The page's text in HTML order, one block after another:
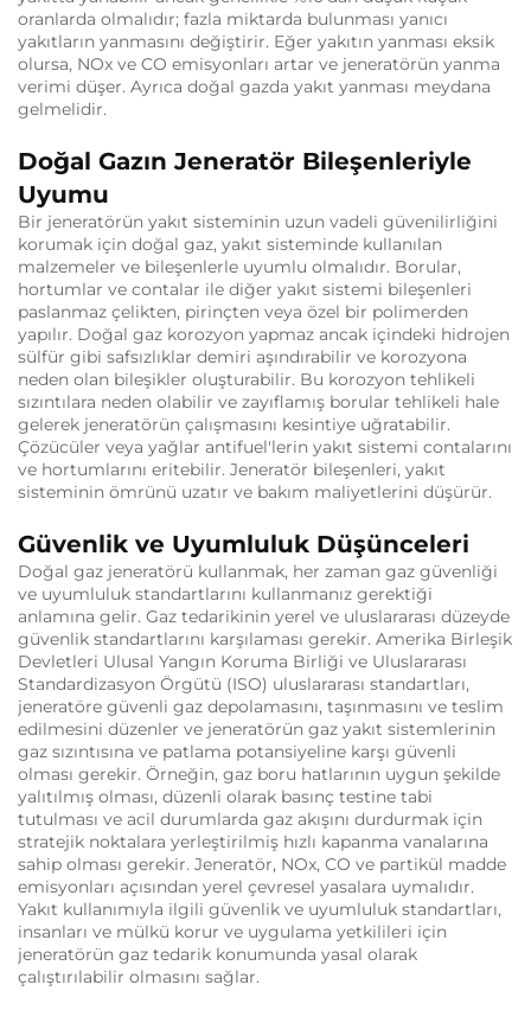
oranlarda olmalıdır; fazla miktarda bulunması yanıcı
yakıtların yanmasını değiştirir. Eğer yakıtın yanması eksik
olursa, NOx ve CO emisyonları artar ve jeneratörün yanma
verimi düşer. Ayrıca doğal gazda yakıt yanması meydana
gelmelidir.
Doğal Gazın Jeneratör Bileşenleriyle
Uyumu
Bir jeneratörün yakıt sisteminin uzun vadeli güvenilirliğini
korumak için doğal gaz, yakıt sisteminde kullanılan
malzemeler ve bileşenlerle uyumlu olmalıdır. Borular,
hortumlar ve contalar ile diğer yakıt sistemi bileşenleri
paslanmaz çelikten, pirinçten veya özel bir polimerden
yapılır. Doğal gaz korozyon yapmaz ancak içindeki hidrojen
sülfür gibi safsızlıklar demiri aşındırabilir ve korozyona
neden olan bileşikler oluşturabilir. Bu korozyon tehlikeli
sızıntılara neden olabilir ve zayıflamış borular tehlikeli hale
gelerek jeneratörün çalışmasını kesintiye uğratabilir.
Çözücüler veya yağlar antifuel'lerin yakıt sistemi contalarını
ve hortumlarını eritebilir. Jeneratör bileşenleri, yakıt
sisteminin ömrünü uzatır ve bakım maliyetlerini düşürür.
Güvenlik ve Uyumluluk Düşünceleri
Doğal gaz jeneratörü kullanmak, her zaman gaz güvenliği
ve uyumluluk standartlarını kullanmanız gerektiği
anlamına gelir. Gaz tedarikinin yerel ve uluslararası düzeyde
güvenlik standartlarını karşılaması gerekir. Amerika Birleşik
Devletleri Ulusal Yangın Koruma Birliği ve Uluslararası
Standardizasyon Örgütü (ISO) uluslararası standartları,
jeneratöre güvenli gaz depolamasını, taşınmasını ve teslim
edilmesini düzenler ve jeneratörün gaz yakıt sistemlerinin
gaz sızıntısına ve patlama potansiyeline karşı güvenli
olması gerekir. Örneğin, gaz boru hatlarının uygun şekilde
yalıtılmış olması, düzenli olarak basınç testine tabi
tutulması ve acil durumlarda gaz akışını durdurmak için
stratejik noktalara yerleştirilmiş hızlı kapanma vanalarına
sahip olması gerekir. Jeneratör, NOx, CO ve partikül madde
emisyonları açısından yerel çevresel yasalara uymalıdır.
Yakıt kullanımıyla ilgili güvenlik ve uyumluluk standartları,
insanları ve mülkü korur ve uygulama yetkilileri için
jeneratörün gaz tedarik konumunda yasal olarak
çalıştırılabilir olmasını sağlar.